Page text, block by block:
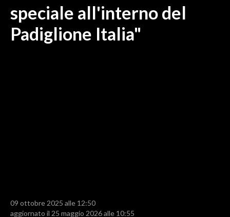
MONDO
POLITICA
CALCIO
speciale all'interno del
Padiglione Italia"
09 ottobre 2025 alle 12:50
aggiornato il 25 maggio 2026 alle 10:55